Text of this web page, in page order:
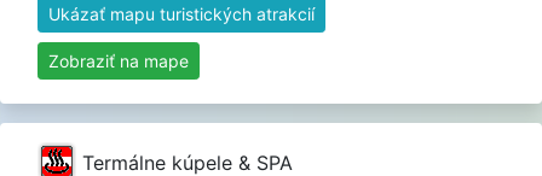
Ukázať mapu turistických atrakcií
Zobraziť na mape
Termálne kúpele & SPA